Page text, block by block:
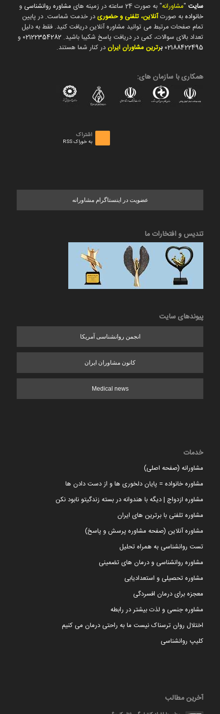
سایت"مشاورانه" به صورت 24 ساعته در زمینه های مشاوره روانشناسی و
خانوادهبه صورتآنلاین، تلفنی و حضوریدر خدمت شماست. در پایین
تمام صفحات مرتبط می توانید مشاوره آنلاین دریافت کنید. فقط به دلیل
تعداد بالای سوالات، کمی در دریافت پاسخ شکیبا باشید. 02122354282 و
02188422495 برترین مشاوران ایراندر کنار شما هستند.
همکاری با سازمان های:
اشتراک
به خوراک RSS
عضویت در اینستاگرام مشاورانه
تندیس و افتخارات ما
پیوندهای سایت
انجمن روانشناسی آمریکا
کانون مشاوران ایران
Medical news
خدمات
مشاورانه (صفحه اصلی)
مشاوره خانواده = پایان دلخوری ها و از دست دادن ها
مشاوره ازدواج | دیگه با هندوانه در بسته زندگیتو نابود نکن
مشاوره تلفنی با برترین های ایران
مشاوره آنلاین (صفحه مشاوره پرسش و پاسخ)
تست روانشناسی به همراه تحلیل
مشاوره روانشناسی و درمان های تضمینی
مشاوره تحصیلی و استعدادیابی
معجزه برای درمان افسردگی
مشاوره جنسی و لذت بیشتر در رابطه
اختلال روان ترسناک نیست ما به راحتی درمان می کنیم
کلیپ روانشناسی
آخرین مطالب